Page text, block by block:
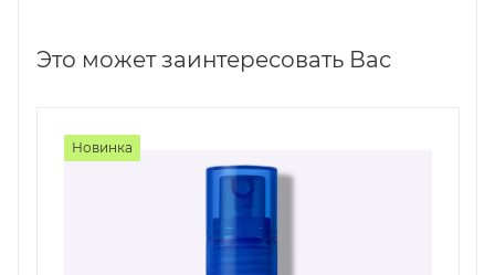
Это может заинтересовать Вас
Новинка